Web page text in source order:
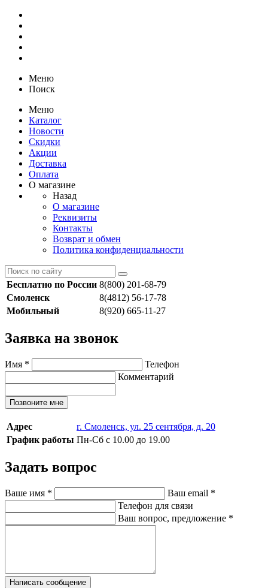
Меню
Поиск
Меню
Каталог
Новости
Скидки
Акции
Доставка
Оплата
О магазине
Назад
О магазине
Реквизиты
Контакты
Возврат и обмен
Политика конфиденциальности
Бесплатно по России 8(800) 201-68-79
Смоленск
8(4812) 56-17-78
Мобильный
8(920) 665-11-27
Заявка на звонок
Имя *
Телефон
Комментарий
Позвоните мне
Адрес
г. Смоленск, ул. 25 сентября, д. 20
График работы Пн-Сб с 10.00 до 19.00
Задать вопрос
Ваше имя * Ваш email *
Телефон для связи
Ваш вопрос, предложение *
Написать сообщение